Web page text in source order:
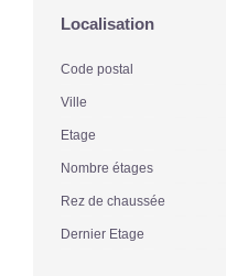
Localisation
Code postal
Ville
Etage
Nombre étages
Rez de chaussée
Dernier Etage